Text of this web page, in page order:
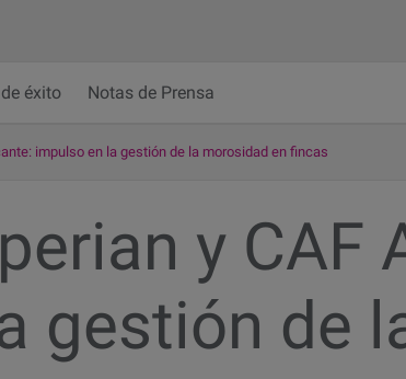
éxito Notas de Prensa
impulso en la gestión de la morosidad en fincas
y CAF
gestión de